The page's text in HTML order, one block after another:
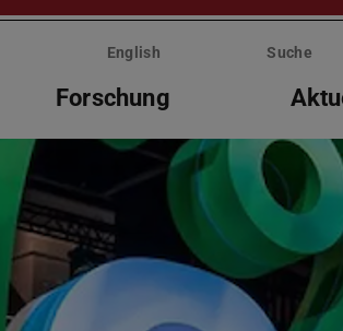
English Suche
Forschung